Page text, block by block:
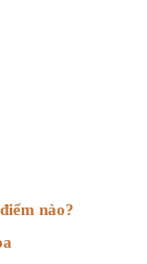
nào?